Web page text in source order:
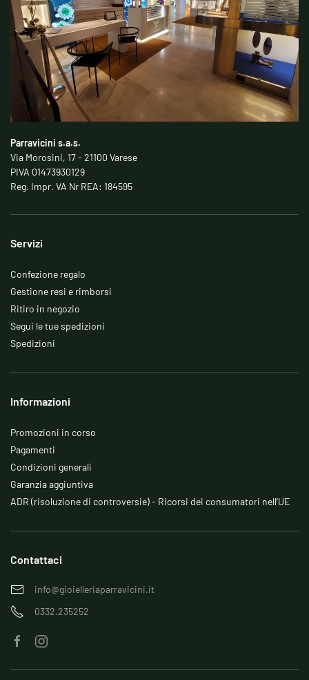
Parravicini s.a.s.
Via Morosini, 17 - 21100 Varese
PIVA 01473930129
Reg. Impr. VA Nr REA: 184595
Servizi
Confezione regalo
Gestione resi e rimborsi
Ritiro in negozio
Segui le tue spedizioni
Spedizioni
Informazioni
Promozioni in corso
Pagamenti
Condizioni generali
Garanzia aggiuntiva
ADR (risoluzione di controversie) - Ricorsi dei consumatori nell’UE
Contattaci
info@gioielleriaparravicini.it
0332.235252